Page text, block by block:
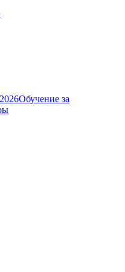
Обучение за